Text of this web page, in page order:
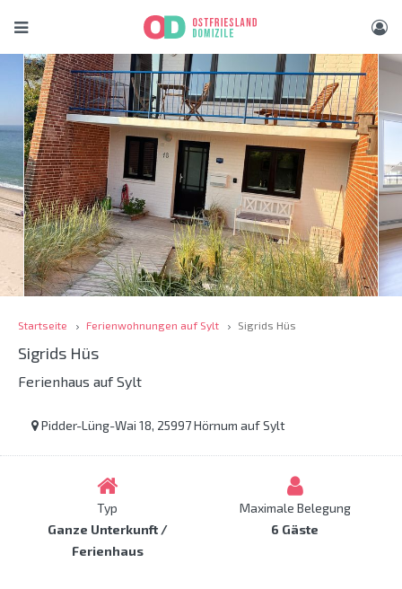
Startseite Ferienwohnungen auf Sylt Sigrids Hüs
Sigrids Hüs
Ferienhaus auf Sylt
Pidder-Lüng-Wai 18, 25997 Hörnum auf Sylt
Typ
Ganze Unterkunft /
Ferienhaus
Maximale Belegung
6 Gäste